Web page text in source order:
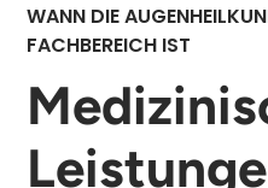
WANN DIE
FACHBEREICH IST